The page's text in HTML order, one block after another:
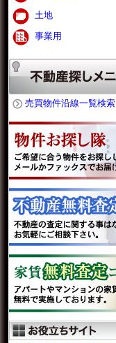
土地
事業用
売買物件沿線一覧検索